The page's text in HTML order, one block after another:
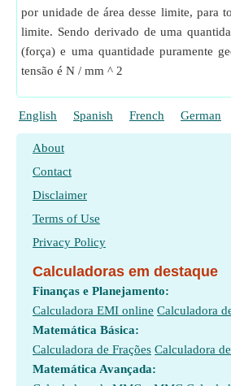
por unidade de área desse limite, para
limite. Sendo derivado de uma
(força) e uma quantidade puramente
tensão é N / mm ^ 2
English Spanish French German
About
Contact
Disclaimer
Terms of Use
Privacy Policy
Calculadoras em destaque
Finanças e Planejamento:
Calculadora EMI online Calculadora
Matemática Básica:
Calculadora de Frações Calculadora
Matemática Avançada: